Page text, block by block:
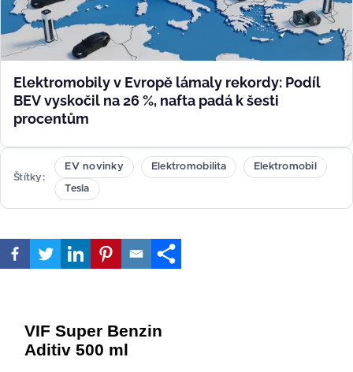
Elektromobily v Evropě lámaly rekordy: Podíl
BEV vyskočil na 26 %, nafta padá k šesti
procentům
Štítky
EV novinky Elektromobilita Elektromobil
Tesla